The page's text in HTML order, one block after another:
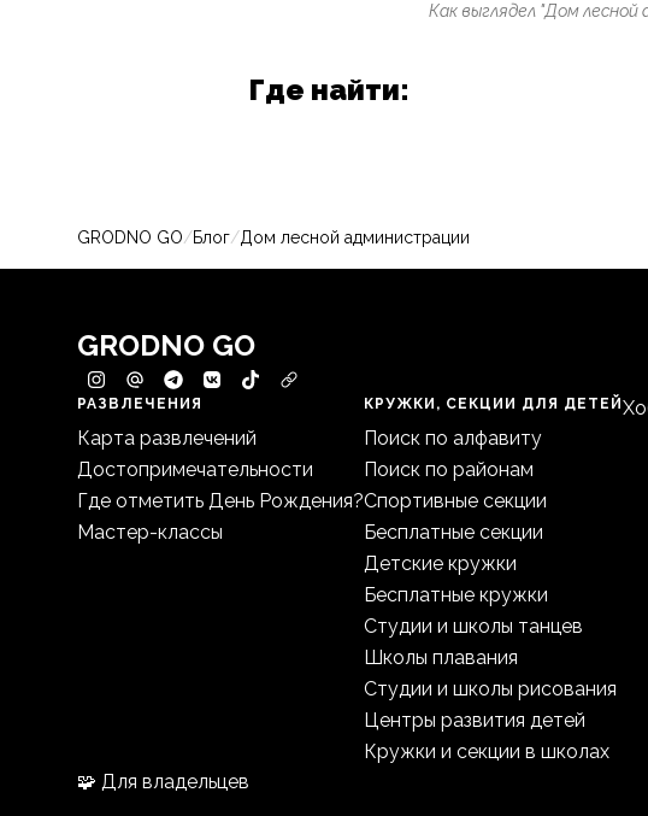
Как выглядел "Дом лесной
Где найти:
GRODNO GO/Блог/Дом лесной администрации
GRODNO GO
РАЗВЛЕЧЕНИЯ
Карта развлечений
Достопримечательности
Где отметить День Рождения?
Мастер-классы
КРУЖКИ, СЕКЦИИ ДЛЯ ДЕТЕЙ
Поиск по алфавиту
Поиск по районам
Спортивные секции
Бесплатные секции
Детские кружки
Бесплатные кружки
Студии и школы танцев
Школы плавания
Студии и школы рисования
Центры развития детей
Кружки и секции в школах
🧩 Для владельцев